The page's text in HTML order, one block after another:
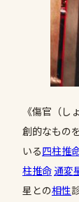
《傷官（し
創的なもの
いる四柱推
柱推命 通変
星との相性